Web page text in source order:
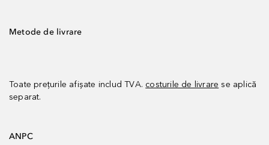
Metode de livrare
Toate prețurile afișate includ TVA. costurile de livrare se aplică
separat.
ANPC